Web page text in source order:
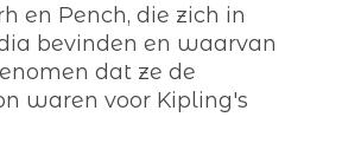
en Pench, die zich in
bevinden en waarvan
dat ze de
waren voor Kipling's